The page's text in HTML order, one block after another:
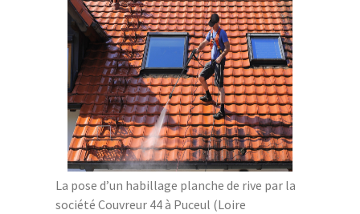
La pose d’un habillage planche de rive par la
société Couvreur 44 à Puceul (Loire